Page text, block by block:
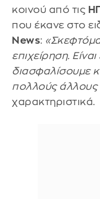
κοινού από τις
που έκανε στο
News:
επιχείρηση.
διασφαλίσουμε
πολλούς
χαρακτηριστικά.